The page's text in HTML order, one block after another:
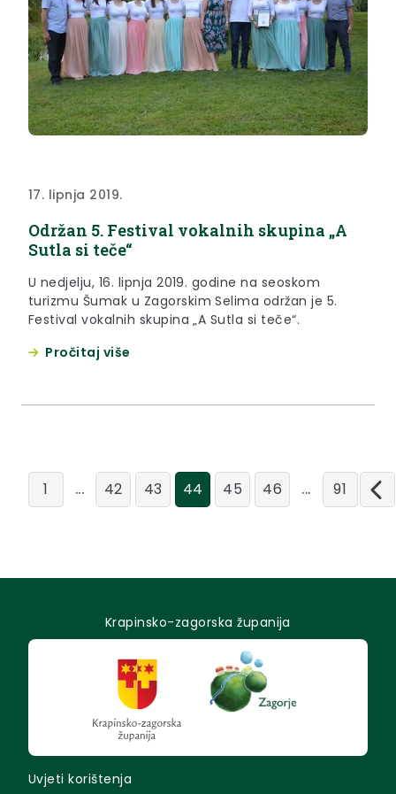
17. lipnja 2019.
Održan 5. Festival vokalnih skupina „A
Sutla si teče“
U nedjelju, 16. lipnja 2019. godine na seoskom
turizmu Šumak u Zagorskim Selima održan je 5.
Festival vokalnih skupina „A Sutla si teče“.
Pročitaj više
1 ... 42 43 44 45 46 ... 91
Krapinsko-zagorska županija
Uvjeti korištenja